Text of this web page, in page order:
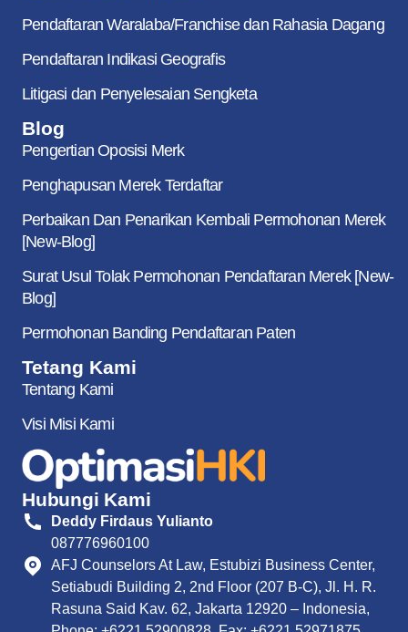
Hubungi Kami
Deddy Firdaus Yulianto
087776960100
AFJ Counselors At Law, Estubizi Business Center,
Setiabudi Building 2, 2nd Floor (207 B-C), Jl. H. R.
Rasuna Said Kav. 62, Jakarta 12920 – Indonesia,
Pendaftaran Waralaba/Franchise dan Rahasia Dagang
Pendaftaran Indikasi Geografis
Litigasi dan Penyelesaian Sengketa
Blog
Pengertian Oposisi Merk
Penghapusan Merek Terdaftar
Perbaikan Dan Penarikan Kembali Permohonan Merek
[New-Blog]
Surat Usul Tolak Permohonan Pendaftaran Merek [New-
Blog]
Permohonan Banding Pendaftaran Paten
Tetang Kami
Tentang Kami
Visi Misi Kami